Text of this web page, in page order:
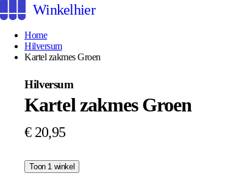
Winkelhier
Home
Hilversum
Kartel zakmes Groen
Hilversum
Kartel zakmes Groen
€ 20,95
Toon 1 winkel